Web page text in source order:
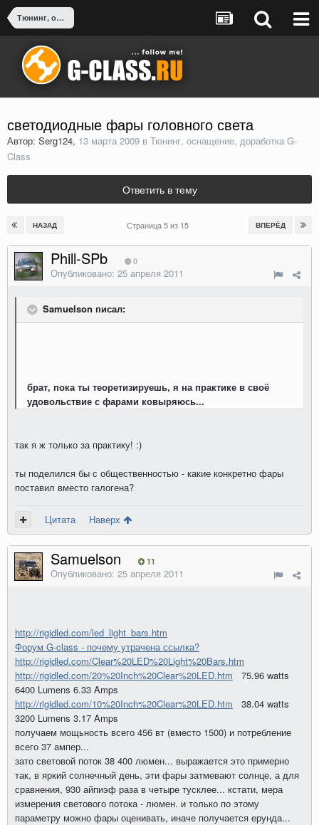
Тюнинг, оснащение, доработка G-Class
светодиодные фары головного света
Автор: Serg124, 13 марта 2009 в Тюнинг, оснащение, доработка G-
Class
Ответить в тему
НАЗАД ВПЕРЁД
Страница 5 из 15
Phill-SPb 0
Опубликовано: 25 апреля 2011
Samuelson писал:
брат, пока ты теоретизируешь, я на практике в своё
удовольствие с фарами ковыряюсь...
так я ж только за практику! :)
ты поделился бы с общественностью - какие конкретно фары
поставил вместо галогена?
Цитата Наверх
Samuelson 11
Опубликовано: 25 апреля 2011
http://rigidled.com/led_light_bars.htm
Форум G-class - почему утрачена ссылка?
http://rigidled.com/Clear%20LED%20Light%20Bars.htm
http://rigidled.com/20%20Inch%20Clear%20LED.htm 75.96 watts
6400 Lumens 6.33 Amps
http://rigidled.com/10%20Inch%20Clear%20LED.htm 38.04 watts
3200 Lumens 3.17 Amps
получаем мощьность всего 456 вт (вместо 1500) и потребление
всего 37 ампер...
зато световой поток 38 400 люмен... выражается это примерно
так, в яркий солнечный день, эти фары затмевают солнце, а для
сравнения, 930 айпиэф раза в четыре тусклее... кстати, мера
измерения светового потока - люмен. и только по этому
параметру можно фары оценивать, иначе получается ерунда...